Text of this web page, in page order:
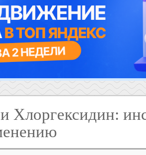
Хлоргексидин: